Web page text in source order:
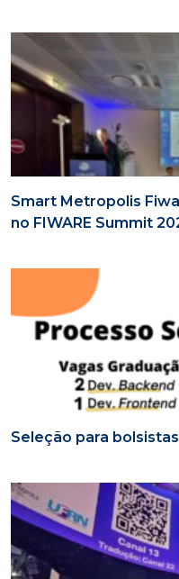
Smart Metropolis
no FIWARE Summit
Seleção para